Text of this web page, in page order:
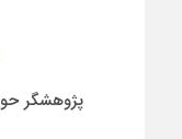
پژوهشگر